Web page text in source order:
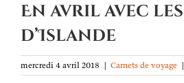
En avril avec
d’Islande
mercredi 4 avril 2018 | Carnets de voyage |